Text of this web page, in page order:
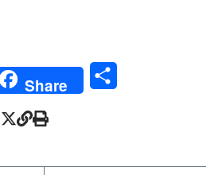
Share